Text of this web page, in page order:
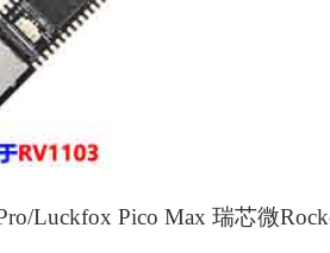
Luckfox Pico Max 瑞芯微